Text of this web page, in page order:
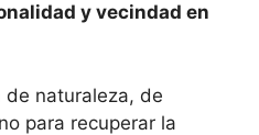
y vecindad en
naturaleza, de
para recuperar la